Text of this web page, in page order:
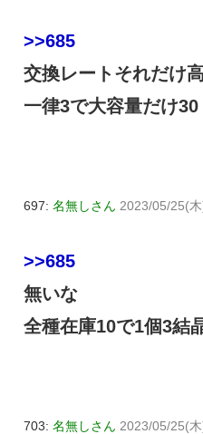
>>685
交換レートそれだけ
一律3で大容量だけ30
697: 名無しさん 2023/05/25(
>>685
無いな
全種在庫10で1個3
703: 名無しさん 2023/05/25(